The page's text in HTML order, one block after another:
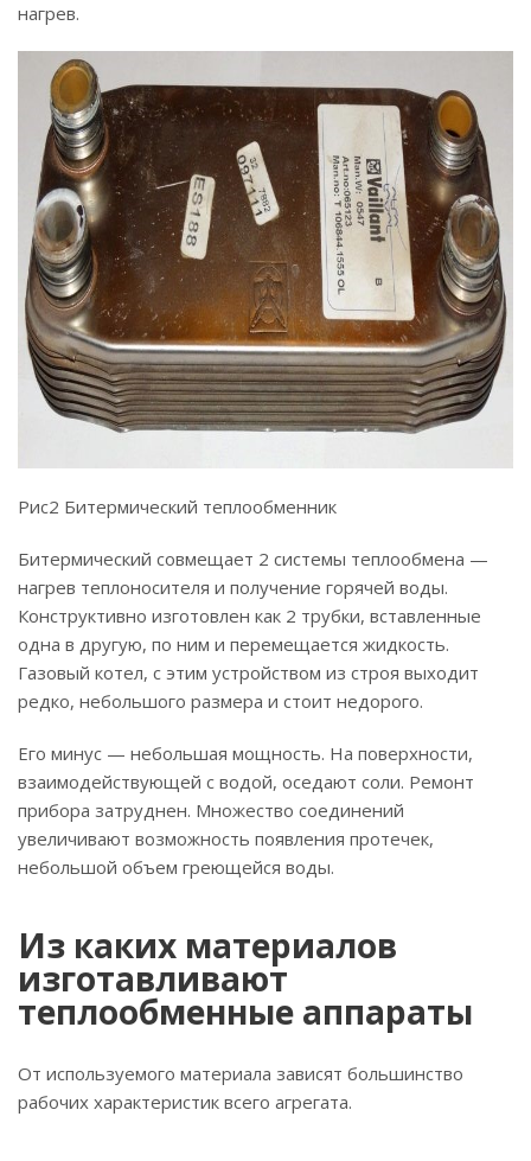
нагрев.
Рис2 Битермический теплообменник
Битермический совмещает 2 системы теплообмена —
нагрев теплоносителя и получение горячей воды.
Конструктивно изготовлен как 2 трубки, вставленные
одна в другую, по ним и перемещается жидкость.
Газовый котел, с этим устройством из строя выходит
редко, небольшого размера и стоит недорого.
Его минус — небольшая мощность. На поверхности,
взаимодействующей с водой, оседают соли. Ремонт
прибора затруднен. Множество соединений
увеличивают возможность появления протечек,
небольшой объем греющейся воды.
Из каких материалов
изготавливают
теплообменные аппараты
От используемого материала зависят большинство
рабочих характеристик всего агрегата.